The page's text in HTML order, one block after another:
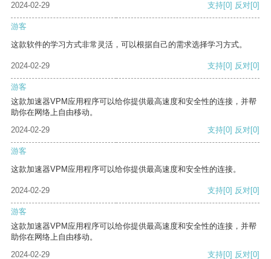
2024-02-29 支持[0] 反对[0]
游客
这款软件的学习方式非常灵活，可以根据自己的需求选择学习方式。
2024-02-29 支持[0] 反对[0]
游客
这款加速器VPM应用程序可以给你提供最高速度和安全性的连接，并帮
助你在网络上自由移动。
2024-02-29
支持[0] 反对[0]
游客
这款加速器VPM应用程序可以给你提供最高速度和安全性的连接。
2024-02-29 支持[0] 反对[0]
游客
这款加速器VPM应用程序可以给你提供最高速度和安全性的连接，并帮
助你在网络上自由移动。
2024-02-29
支持[0] 反对[0]